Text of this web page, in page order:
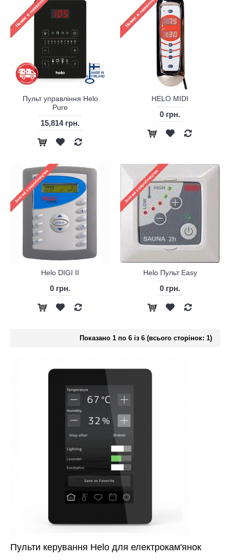
Пульт управління Helo
Pure
15,814 грн.
HELO MIDI
0 грн.
Helo DIGI II
0 грн.
Helo Пульт Easy
0 грн.
Показано 1 по 6 із 6 (всього сторінок: 1)
Пульти керування Helo для електрокам'янок